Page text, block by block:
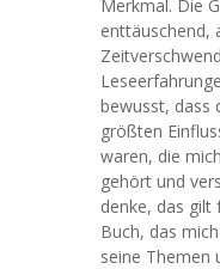
Merkmal. Die
enttäuschend,
bewusst, dass
größten
waren, die
gehört und
denke, das gilt
Buch, das
seine Themen